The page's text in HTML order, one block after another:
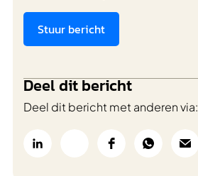
Stuur bericht
Deel dit bericht
Deel dit bericht met anderen via: